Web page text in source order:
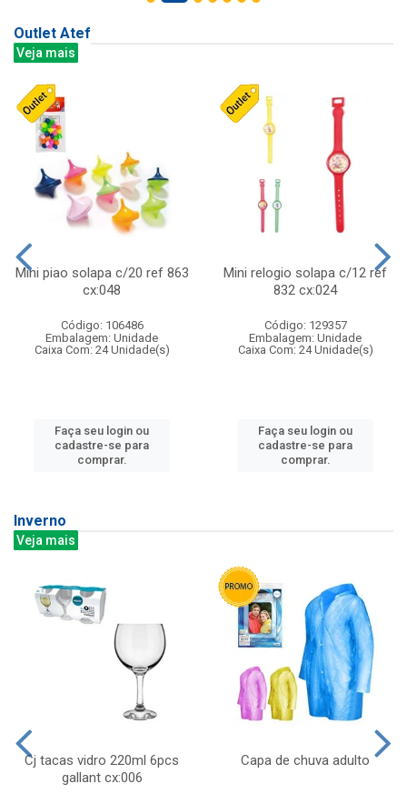
Outlet Atef
Veja mais
Mini piao solapa c/20 ref 863
cx:048
Código: 106486
Embalagem: Unidade
Caixa Com: 24 Unidade(s)
Faça seu login ou
cadastre-se para
comprar.
Mini relogio solapa c/12 ref
832 cx:024
Código: 129357
Embalagem: Unidade
Caixa Com: 24 Unidade(s)
Faça seu login ou
cadastre-se para
comprar.
Inverno
Veja mais
Cj tacas vidro 220ml 6pcs
gallant cx:006
Capa de chuva adulto